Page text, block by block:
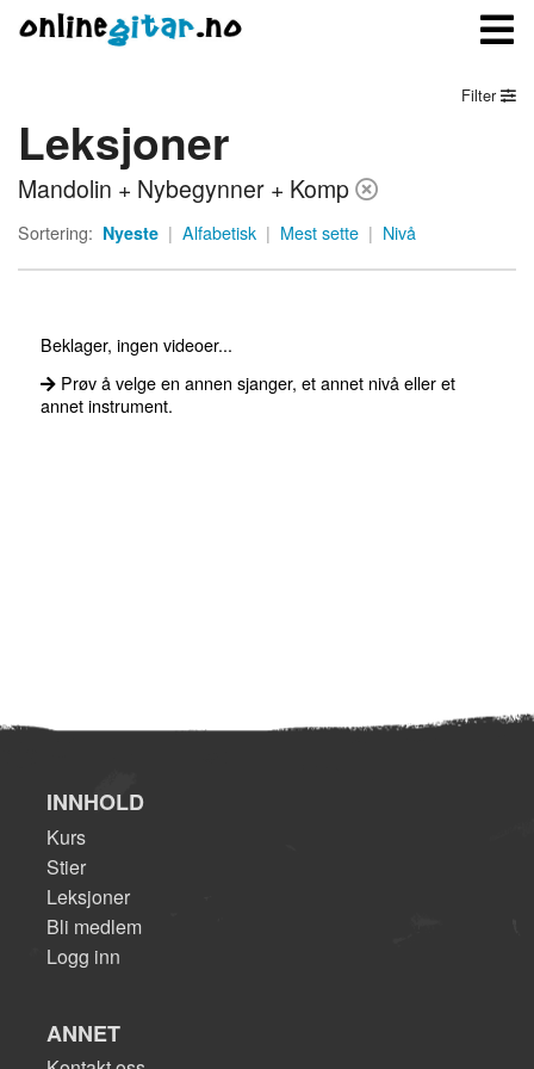
Meny
Logg inn
Filter
Leksjoner
Mandolin + Nybegynner + Komp
Sortering: Nyeste | Alfabetisk | Mest sette | Nivå
Beklager, ingen videoer...
Prøv å velge en annen sjanger, et annet nivå eller et
annet instrument.
INNHOLD
Kurs
Stier
Leksjoner
Bli medlem
Logg inn
ANNET